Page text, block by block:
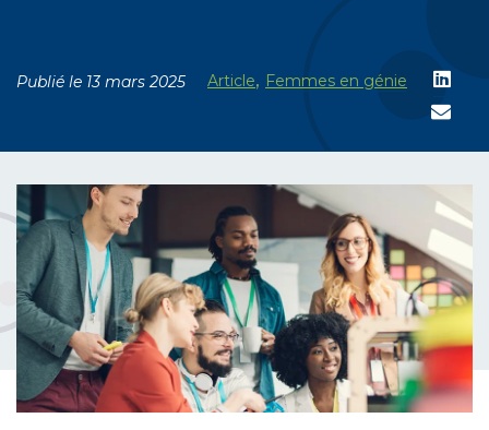
Publié le 13 mars 2025 Article, Femmes en génie